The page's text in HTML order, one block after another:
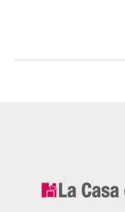
y familiares, por su